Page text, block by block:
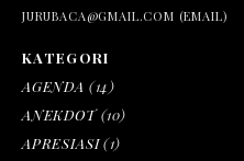
JURUBACA@GMAIL.COM (EMAIL)
KATEGORI
AGENDA (14)
ANEKDOT(10)
APRESIASI(1)